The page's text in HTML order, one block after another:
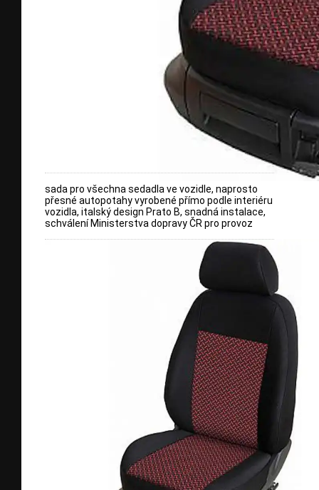
sada pro všechna sedadla ve vozidle, naprosto
přesné autopotahy vyrobené přímo podle interiéru
vozidla, italský design Prato B, snadná instalace,
schválení Ministerstva dopravy ČR pro provoz